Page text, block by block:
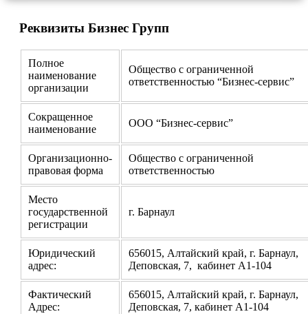
Реквизиты Бизнес Групп
Полное
наименование
организации
Общество с ограниченной
ответственностью “Бизнес-сервис”
Сокращенное
наименование
ООО “Бизнес-сервис”
Организационно-
правовая форма
Общество с ограниченной
ответственностью
Место
государственной
регистрации
г. Барнаул
Юридический
адрес:
656015, Алтайский край, г. Барнаул,
Деповская, 7, кабинет А1-104
Фактический
Адрес:
656015, Алтайский край, г. Барнаул,
Деповская, 7, кабинет А1-104